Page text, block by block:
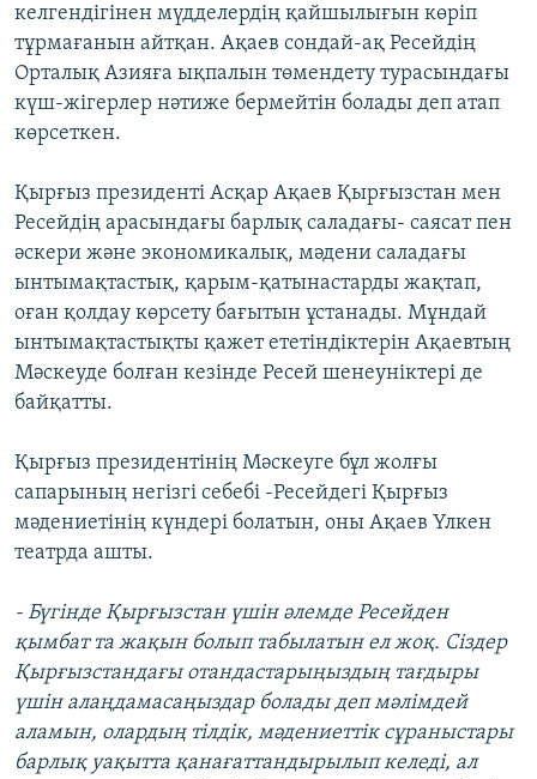
келгендігінен мүдделердің қайшылығын көріп
тұрмағанын айтқан. Ақаев сондай-ақ Ресейдің
Орталық Азияға ықпалын төмендету турасындағы
күш-жігерлер нәтиже бермейтін болады деп атап
көрсеткен.
Қырғыз президенті Асқар Ақаев Қырғызстан мен
Ресейдің арасындағы барлық саладағы- саясат пен
әскери және экономикалық, мәдени саладағы
ынтымақтастық, қарым-қатынастарды жақтап,
оған қолдау көрсету бағытын ұстанады. Мұндай
ынтымақтастықты қажет ететіндіктерін Ақаевтың
Мәскеуде болған кезінде Ресей шенеуніктері де
байқатты.
Қырғыз президентінің Мәскеуге бұл жолғы
сапарының негізгі себебі -Ресейдегі Қырғыз
мәдениетінің күндері болатын, оны Ақаев Үлкен
театрда ашты.
- Бүгінде Қырғызстан үшін әлемде Ресейден
қымбат та жақын болып табылатын ел жоқ. Сіздер
Қырғызстандағы отандастарыңыздың тағдыры
үшін алаңдамасаңыздар болады деп мәлімдей
аламын, олардың тілдік, мәдениеттік сұраныстары
барлық уақытта қанағаттандырылып келеді, ал